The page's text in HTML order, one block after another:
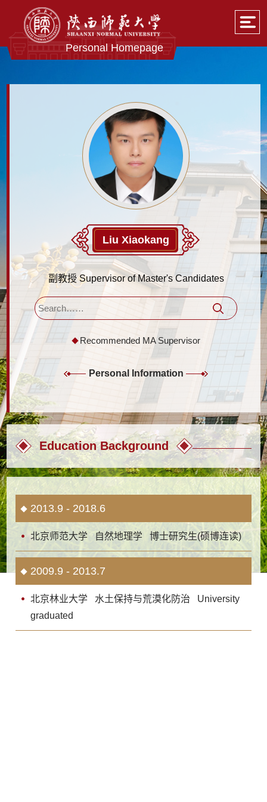
Personal Homepage
Liu Xiaokang
副教授 Supervisor of Master's Candidates
Recommended MA Supervisor
Personal Information
Education Background
2013.9 - 2018.6
北京师范大学 自然地理学 博士研究生(硕博连读)
2009.9 - 2013.7
北京林业大学 水土保持与荒漠化防治 University
graduated